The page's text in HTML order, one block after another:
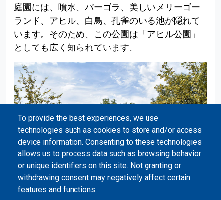
庭園には、噴水、パーゴラ、美しいメリーゴー
ランド、アヒル、白鳥、孔雀のいる池が隠れて
います。そのため、この公園は「アヒル公園」
としても広く知られています。
To provide the best experiences, we use
technologies such as cookies to store and/or access
device information. Consenting to these technologies
allows us to process data such as browsing behavior
or unique identifiers on this site. Not granting or
withdrawing consent may negatively affect certain
features and functions.